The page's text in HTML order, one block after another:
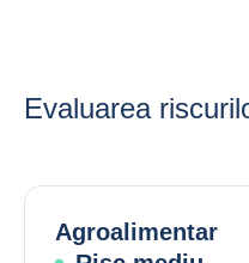
Evaluarea
Agroalimentar